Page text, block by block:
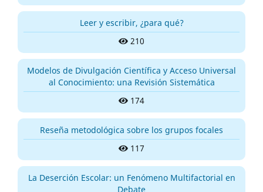
Leer y escribir, ¿para qué?
210
Modelos de Divulgación Científica y Acceso Universal
al Conocimiento: una Revisión Sistemática
174
Reseña metodológica sobre los grupos focales
117
La Deserción Escolar: un Fenómeno Multifactorial en
Debate